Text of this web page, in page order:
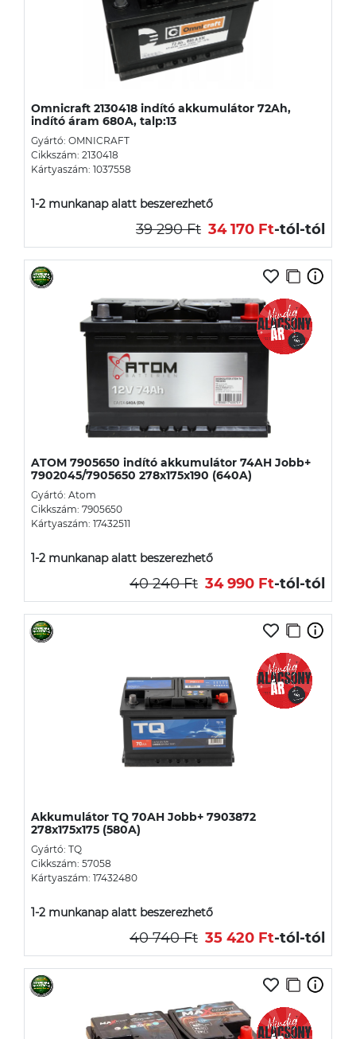
Omnicraft 2130418 indító akkumulátor 72Ah,
indító áram 680A, talp:13
Gyártó: OMNICRAFT
Cikkszám: 2130418
Kártyaszám: 1037558
1-2 munkanap alatt beszerezhető
39 290 Ft 34 170 Ft-tól-tól
ATOM 7905650 indító akkumulátor 74AH Jobb+
7902045/7905650 278x175x190 (640A)
Gyártó: Atom
Cikkszám: 7905650
Kártyaszám: 17432511
1-2 munkanap alatt beszerezhető
40 240 Ft 34 990 Ft-tól-tól
Akkumulátor TQ 70AH Jobb+ 7903872
278x175x175 (580A)
Gyártó: TQ
Cikkszám: 57058
Kártyaszám: 17432480
1-2 munkanap alatt beszerezhető
40 740 Ft 35 420 Ft-tól-tól